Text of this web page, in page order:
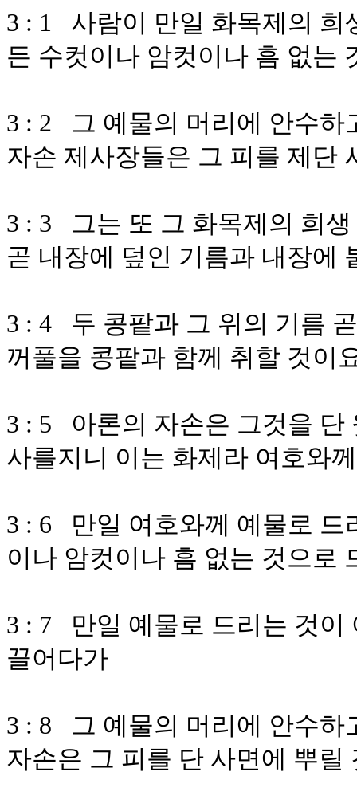
3 : 1 사람이 만일 화목제의 희
든 수컷이나 암컷이나 흠 없는
3 : 2 그 예물의 머리에 안수하
자손 제사장들은 그 피를 제단
3 : 3 그는 또 그 화목제의 희
곧 내장에 덮인 기름과 내장에
3 : 4 두 콩팥과 그 위의 기름
꺼풀을 콩팥과 함께 취할 것이
3 : 5 아론의 자손은 그것을 단
사를지니 이는 화제라 여호와
3 : 6 만일 여호와께 예물로 드
이나 암컷이나 흠 없는 것으로
3 : 7 만일 예물로 드리는 것이
끌어다가
3 : 8 그 예물의 머리에 안수하
자손은 그 피를 단 사면에 뿌릴